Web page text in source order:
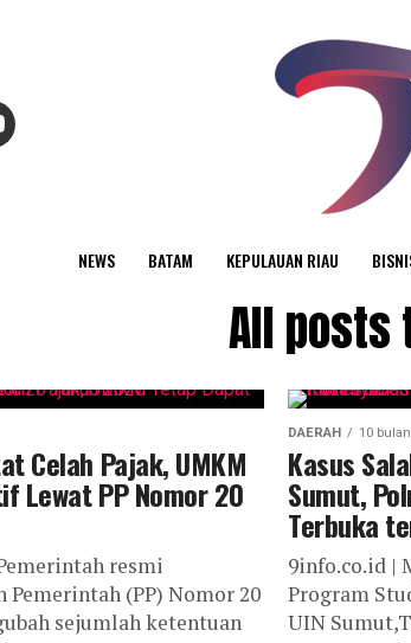
NEWS BATAM KEPULAUAN RIAU
All posts
Celah Pajak, UMKM
Lewat PP Nomor 20
resmi
(PP) Nomor 20
sejumlah ketentuan
DAERAH 10
Kasus
Sumut,
Terbuka
9info.co.id |
Program
UIN